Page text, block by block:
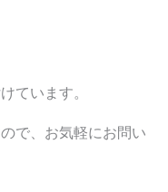
ています。
で、お気軽にお問い